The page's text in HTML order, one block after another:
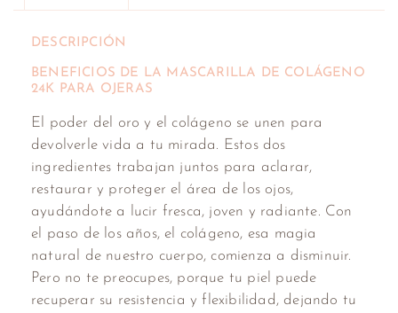
DESCRIPCIÓN
BENEFICIOS DE LA MASCARILLA DE COLÁGENO
24K PARA OJERAS
El poder del oro y el colágeno se unen para
devolverle vida a tu mirada. Estos dos
ingredientes trabajan juntos para aclarar,
restaurar y proteger el área de los ojos,
ayudándote a lucir fresca, joven y radiante. Con
el paso de los años, el colágeno, esa magia
natural de nuestro cuerpo, comienza a disminuir.
Pero no te preocupes, porque tu piel puede
recuperar su resistencia y flexibilidad, dejando tu